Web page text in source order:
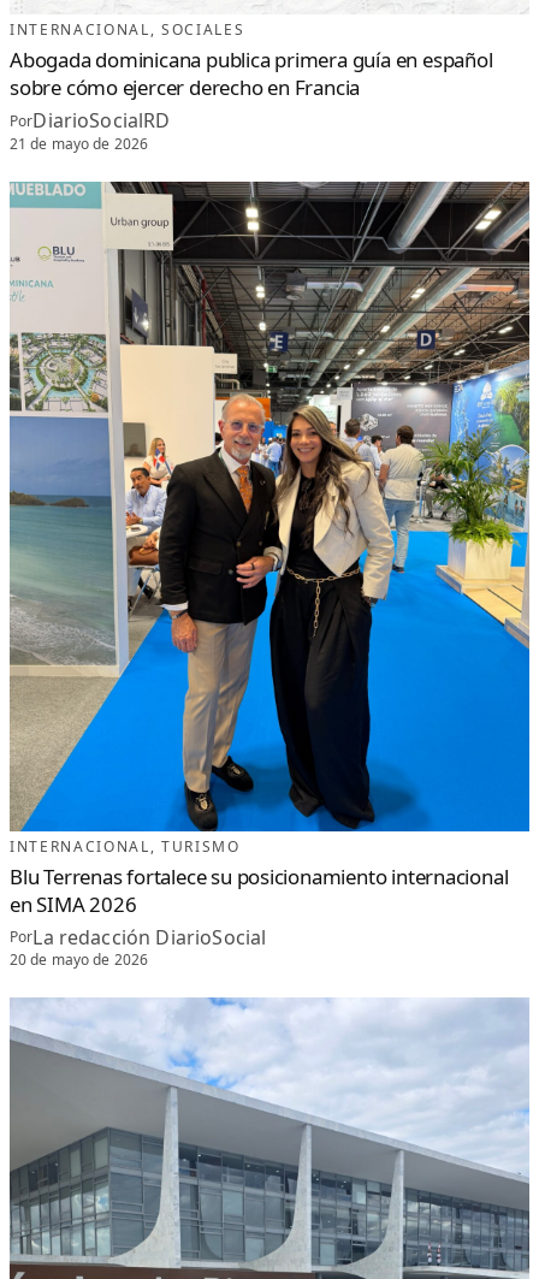
INTERNACIONAL, SOCIALES
Abogada dominicana publica primera guía en español
sobre cómo ejercer derecho en Francia
PorDiarioSocialRD
21 de mayo de 2026
INTERNACIONAL, TURISMO
Blu Terrenas fortalece su posicionamiento internacional
en SIMA 2026
PorLa redacción DiarioSocial
20 de mayo de 2026